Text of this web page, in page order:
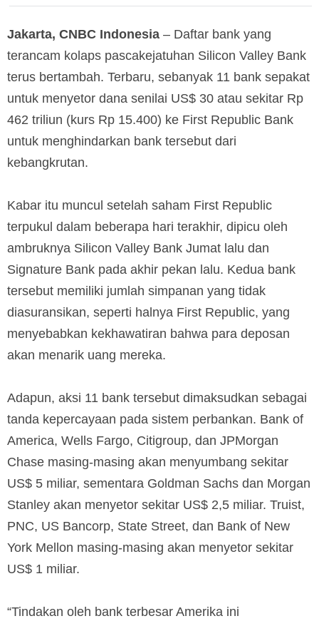
Jakarta, CNBC Indonesia – Daftar bank yang
terancam kolaps pascakejatuhan Silicon Valley Bank
terus bertambah. Terbaru, sebanyak 11 bank sepakat
untuk menyetor dana senilai US$ 30 atau sekitar Rp
462 triliun (kurs Rp 15.400) ke First Republic Bank
untuk menghindarkan bank tersebut dari
kebangkrutan.
Kabar itu muncul setelah saham First Republic
terpukul dalam beberapa hari terakhir, dipicu oleh
ambruknya Silicon Valley Bank Jumat lalu dan
Signature Bank pada akhir pekan lalu. Kedua bank
tersebut memiliki jumlah simpanan yang tidak
diasuransikan, seperti halnya First Republic, yang
menyebabkan kekhawatiran bahwa para deposan
akan menarik uang mereka.
Adapun, aksi 11 bank tersebut dimaksudkan sebagai
tanda kepercayaan pada sistem perbankan. Bank of
America, Wells Fargo, Citigroup, dan JPMorgan
Chase masing-masing akan menyumbang sekitar
US$ 5 miliar, sementara Goldman Sachs dan Morgan
Stanley akan menyetor sekitar US$ 2,5 miliar. Truist,
PNC, US Bancorp, State Street, dan Bank of New
York Mellon masing-masing akan menyetor sekitar
US$ 1 miliar.
“Tindakan oleh bank terbesar Amerika ini